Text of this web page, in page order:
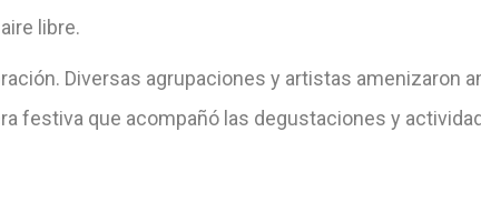
libre.
Diversas agrupaciones y artistas amenizaron
festiva que acompañó las degustaciones y